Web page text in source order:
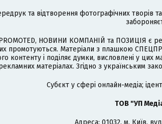
та відтворення фотографічних творів
НОВИНИ КОМПАНІЙ та ПОЗИЦІЯ є
них промотуються. Матеріали з плашкою
контенту і поділяє думки, висловлені у цих
матеріалах. Згідно з українським
Cубєкт у сфері онлайн-медіа;
ТОВ "УП